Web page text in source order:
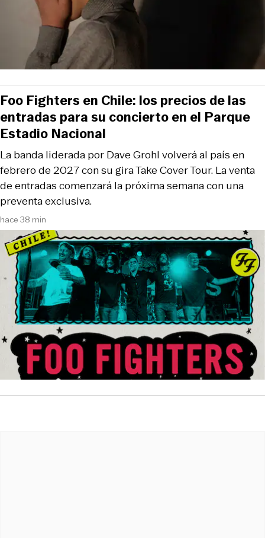
hace 38 min
La banda liderada por Dave Grohl volverá al país en
febrero de 2027 con su gira Take Cover Tour. La venta
de entradas comenzará la próxima semana con una
preventa exclusiva.
Foo Fighters en Chile: los precios de las
entradas para su concierto en el Parque
Estadio Nacional